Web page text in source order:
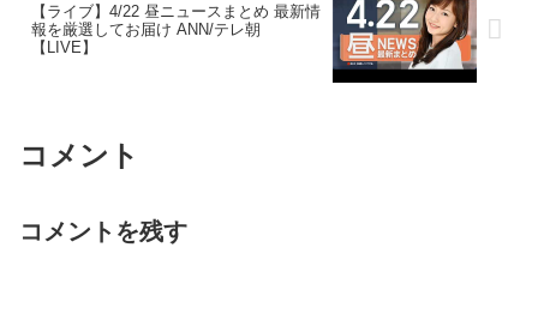
【ライブ】4/22 昼ニュースまとめ 最新情
報を厳選してお届け ANN/テレ朝
【LIVE】
コメント
コメントを残す